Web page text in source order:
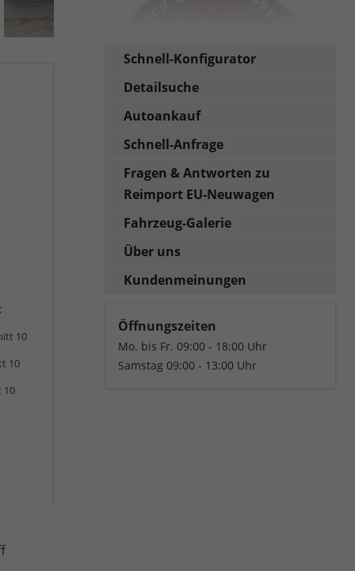
10
10
10
Schnell-Konfigurator
Detailsuche
Autoankauf
Schnell-Anfrage
Fragen & Antworten zu
Reimport EU-Neuwagen
Fahrzeug-Galerie
Über uns
Kundenmeinungen
Öffnungszeiten
Mo. bis Fr. 09:00 - 18:00 Uhr
Samstag 09:00 - 13:00 Uhr